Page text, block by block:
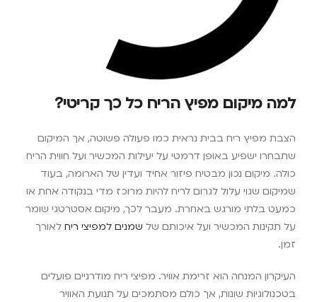
למה מיקום מפיץ הריח כל כך קריטי?
הצבת מפיץ ריח בבית נראית כמו פעולה פשוטה, אך המיקום
שתבחרו ישפיע באופן דרמטי על יעילות המכשיר ועל חווית הריח
כולה. מיקום נכון מבטיח פיזור אחיד ועדין של הארומה, בעוד
שמיקום שגוי עלול לגרום לריח להיות מרוכז מדי בנקודה אחת או
כמעט בלתי מורגש באחרת. מעבר לכך, מיקום אסטרטגי שומר
על תקינות המכשיר ועל איכותם של שמנים למפיצי ריח לאורך
זמן.
העיקרון המנחה הוא זרימת אוויר. מפיצי ריח מודרניים פועלים
בטכנולוגיות שונות, אך כולם מסתמכים על תנועת האוויר